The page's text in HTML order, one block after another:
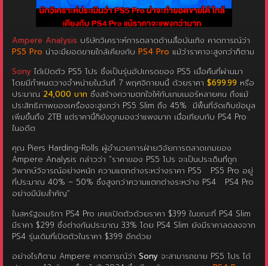
Ampere Analysisบริษัทวิเคราะห์การตลาดด้านสื่อบันเทิง คาดการณ์ว่า
Sonyได้เปิดตัว PS5 โปร ซึ่งเป็นรุ่นอัปเกรดของ PS5 เมื่อคืนที่ผ่านมา
ประมาณ24,000 บาทซึ่งสร้างความตกใจให้กับเกมเมอร์หลายคน ถึงแม้
ประสิทธิภาพของเครื่องจะสูงกว่า PS5 Slim ถึง 45% มีพื้นที่จัดเก็บข้อมูล
เพิ่มขึ้นถึง 2TB แต่ราคานี้ก็ยังถูกมองว่าแพงมาก เมื่อเทียบกับ PS4 Pro
ในอดีต
คุณ Piers Harding-Rolls ผู้อำนวยการฝ่ายวิจัยการตลาดเกมของ
วิพากษ์วิจารณ์อย่างหนัก ความแตกต่างระหว่างราคา PS5 PS5 Pro อยู่
ที่ประมาณ 40% – 50% ซึ่งสูงกว่าความแตกต่างระหว่าง PS4 PS4 Pro
อย่างมีนัยสำคัญ”
ในสหรัฐอเมริกา PS4 Pro เคยเปิดตัวด้วยราคา $399 ในขณะที่ PS4 Slim
PS4 รุ่นเดิมที่เปิดตัวในราคา $399 อีกด้วย
อย่างไรก็ตาม Ampere คาดการณ์ว่าSony
ในปี 2016 ที่ทำได้ 1.7 ล้านเครื่อง